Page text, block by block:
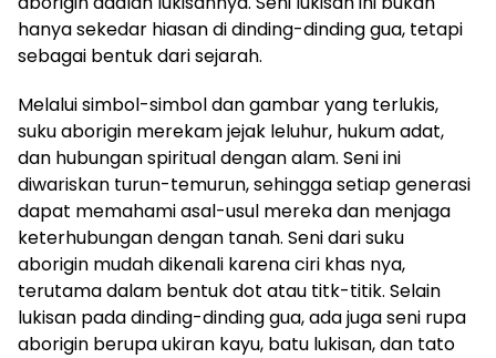
hanya sekedar hiasan di dinding-dinding gua, tetapi
sebagai bentuk dari sejarah.
Melalui simbol-simbol dan gambar yang terlukis,
suku aborigin merekam jejak leluhur, hukum adat,
dan hubungan spiritual dengan alam. Seni ini
diwariskan turun-temurun, sehingga setiap generasi
dapat memahami asal-usul mereka dan menjaga
keterhubungan dengan tanah. Seni dari suku
aborigin mudah dikenali karena ciri khas nya,
terutama dalam bentuk dot atau titk-titik. Selain
lukisan pada dinding-dinding gua, ada juga seni rupa
aborigin berupa ukiran kayu, batu lukisan, dan tato